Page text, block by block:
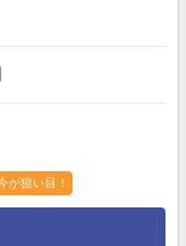
が狙い目！